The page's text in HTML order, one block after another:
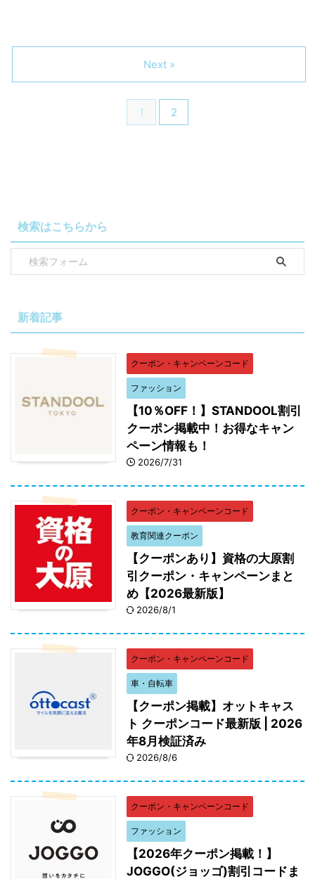
1 2
Next »
検索はこちらから
新着記事
クーポン・キャンペーンコード
ファッション
【10％OFF！】STANDOOL割引
クーポン掲載中！お得なキャン
ペーン情報も！
2026/7/31
クーポン・キャンペーンコード
教育関連クーポン
【クーポンあり】資格の大原割
引クーポン・キャンペーンまと
め【2026最新版】
2026/8/1
クーポン・キャンペーンコード
車・自転車
【クーポン掲載】オットキャス
ト クーポンコード最新版 | 2026
年8月検証済み
2026/8/6
クーポン・キャンペーンコード
ファッション
【2026年クーポン掲載！】
JOGGO(ジョッゴ)割引コードま